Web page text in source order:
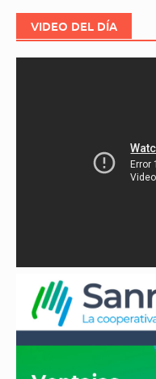
VIDEO DEL DÍA